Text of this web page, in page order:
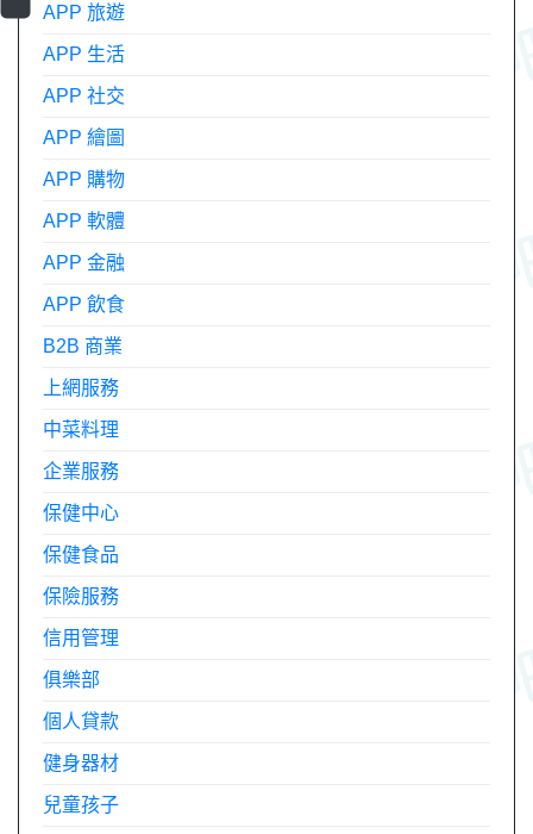
APP 旅遊
APP 生活
APP 社交
APP 繪圖
APP 購物
APP 軟體
APP 金融
APP 飲食
B2B 商業
上網服務
中菜料理
企業服務
保健中心
保健食品
保險服務
信用管理
俱樂部
個人貸款
健身器材
兒童孩子